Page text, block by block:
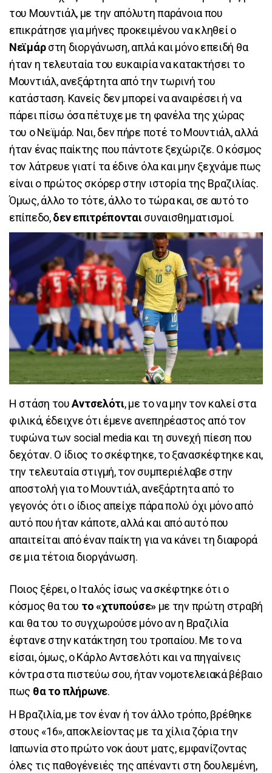
του Μουντιάλ, με την απόλυτη παράνοια που
επικράτησε για μήνες προκειμένου να κληθεί ο
Νεϊμάρστη διοργάνωση, απλά και μόνο επειδή θα
ήταν η τελευταία του ευκαιρία να κατακτήσει το
Μουντιάλ, ανεξάρτητα από την τωρινή του
κατάσταση. Κανείς δεν μπορεί να αναιρέσει ή να
πάρει πίσω όσα πέτυχε με τη φανέλα της χώρας
του ο Νεϊμάρ. Ναι, δεν πήρε ποτέ το Μουντιάλ, αλλά
ήταν ένας παίκτης που πάντοτε ξεχώριζε. Ο κόσμος
τον λάτρευε γιατί τα έδινε όλα και μην ξεχνάμε πως
είναι ο πρώτος σκόρερ στην ιστορία της Βραζιλίας.
Όμως, άλλο το τότε, άλλο το τώρα και, σε αυτό το
επίπεδο,δεν επιτρέπονταισυναισθηματισμοί.
Η στάση τουΑντσελότι, με το να μην τον καλεί στα
φιλικά, έδειχνε ότι έμενε ανεπηρέαστος από τον
τυφώνα των social media και τη συνεχή πίεση που
δεχόταν. Ο ίδιος το σκέφτηκε, το ξανασκέφτηκε και,
την τελευταία στιγμή, τον συμπεριέλαβε στην
αποστολή για το Μουντιάλ, ανεξάρτητα από το
γεγονός ότι ο ίδιος απείχε πάρα πολύ όχι μόνο από
αυτό που ήταν κάποτε, αλλά και από αυτό που
απαιτείται από έναν παίκτη για να κάνει τη διαφορά
σε μια τέτοια διοργάνωση.
Ποιος ξέρει, ο Ιταλός ίσως να σκέφτηκε ότι ο
κόσμος θα του το «χτυπούσε»με την πρώτη στραβή
και θα του το συγχωρούσε μόνο αν η Βραζιλία
έφτανε στην κατάκτηση του τροπαίου. Με το να
είσαι, όμως, ο Κάρλο Αντσελότι και να πηγαίνεις
κόντρα στα πιστεύω σου, ήταν νομοτελειακά βέβαιο
πως θα το πλήρωνε.
Η Βραζιλία, με τον έναν ή τον άλλο τρόπο, βρέθηκε
στους «16», αποκλείοντας με τα χίλια ζόρια την
Ιαπωνία στο πρώτο νοκ άουτ ματς, εμφανίζοντας
όλες τις παθογένειές της απέναντι στη δουλεμένη,